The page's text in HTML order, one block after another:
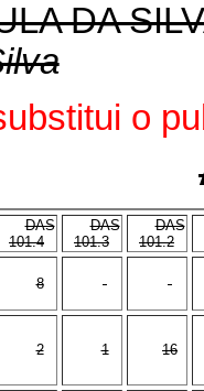
DA
o
DAS
101.4
DAS
101.3
DAS
101.2
8 - -
2 1 16